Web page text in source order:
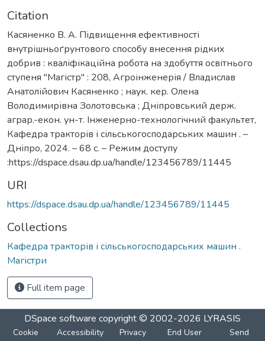
Citation
Касяненко В. А. Підвищення ефективності
внутрішньоґрунтового способу внесення рідких
добрив : кваліфікаційна робота на здобуття освітнього
ступеня "Магістр" : 208, Агроінженерія / Владислав
Анатолійович Касяненко ; наук. кер. Олена
Володимирівна Золотовська ; Дніпровський держ.
аграр.-екон. ун-т. Інженерно-технологічний факультет,
Кафедра тракторів і сільськогосподарських машин . –
Дніпро, 2024. – 68 с. – Режим доступу
:https://dspace.dsau.dp.ua/handle/123456789/11445
URI
https://dspace.dsau.dp.ua/handle/123456789/11445
Collections
Кафедра тракторів і сільськогосподарських машин .
Магістри
Full item page
DSpace software copyright © 2002-2026 LYRASIS
Cookie
Accessibility
Privacy
End User
Send